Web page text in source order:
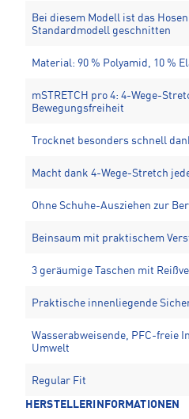
Bei diesem Modell ist das
Standardmodell geschnitten
Material: 90 % Polyamid, 10 %
mSTRETCH pro 4: 4-Wege-
Bewegungsfreiheit
Trocknet besonders schnell
Macht dank 4-Wege-Stretch
Ohne Schuhe-Ausziehen zur
Beinsaum mit praktischem
3 geräumige Taschen mit
Praktische innenliegende
Wasserabweisende, PFC-freie
Umwelt
Regular Fit
HERSTELLERINFORMATIONEN